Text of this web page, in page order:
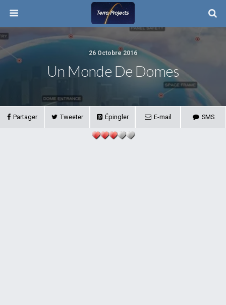
26 Octobre 2016
Un Monde De Domes
Partager Tweeter Épingler E-mail SMS